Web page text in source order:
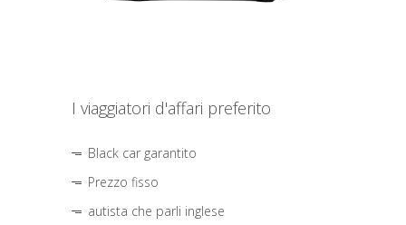
I viaggiatori d'affari preferito
Black car garantito
Prezzo fisso
autista che parli inglese